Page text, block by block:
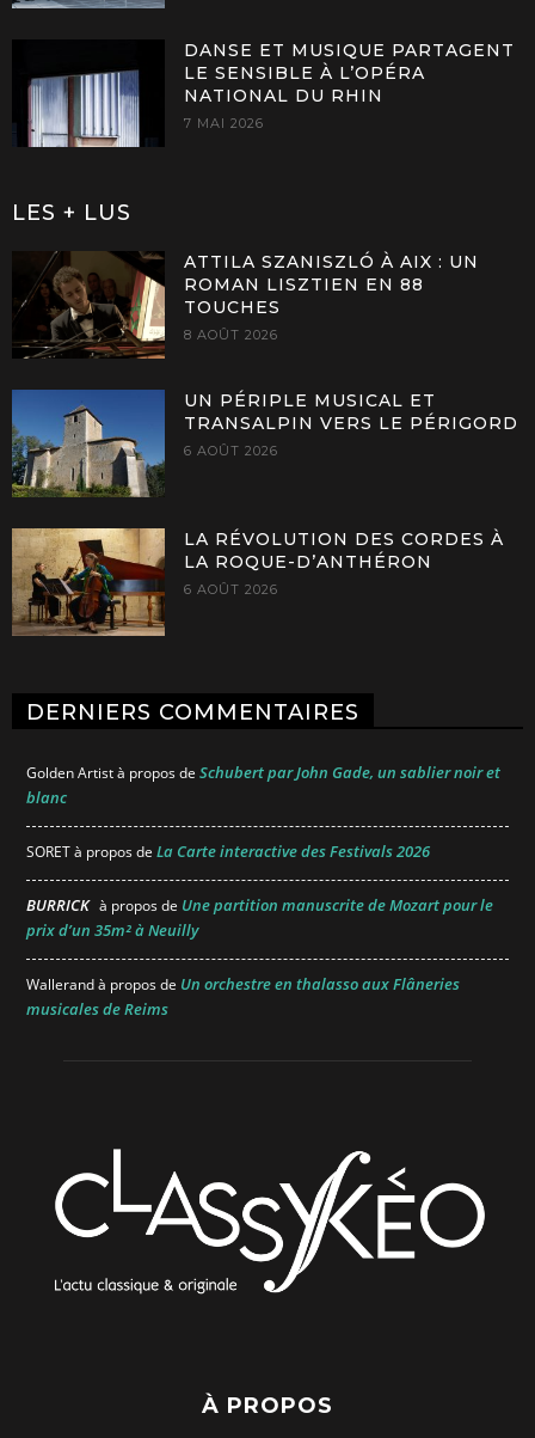
DANSE ET MUSIQUE PARTAGENT
LE SENSIBLE À L’OPÉRA
NATIONAL DU RHIN
7 MAI 2026
LES + LUS
ATTILA SZANISZLÓ À AIX : UN
ROMAN LISZTIEN EN 88
TOUCHES
8 AOÛT 2026
UN PÉRIPLE MUSICAL ET
TRANSALPIN VERS LE PÉRIGORD
6 AOÛT 2026
LA RÉVOLUTION DES CORDES À
LA ROQUE-D’ANTHÉRON
6 AOÛT 2026
DERNIERS COMMENTAIRES
Golden Artistà propos de Schubert par John Gade, un sablier noir et
blanc
SORETà propos de La Carte interactive des Festivals 2026
BURRICK à propos de Une partition manuscrite de Mozart pour le
prix d’un 35m² à Neuilly
Wallerandà propos de Un orchestre en thalasso aux Flâneries
musicales de Reims
À PROPOS